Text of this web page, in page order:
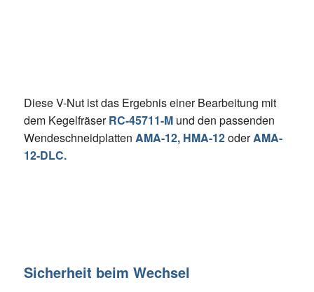
Diese V-Nut ist das Ergebnis einer Bearbeitung mit
dem KegelfräserRC-45711-Mund den passenden
Wendeschneidplatten AMA-12, HMA-12oderAMA-
12-DLC.
Sicherheit beim Wechsel